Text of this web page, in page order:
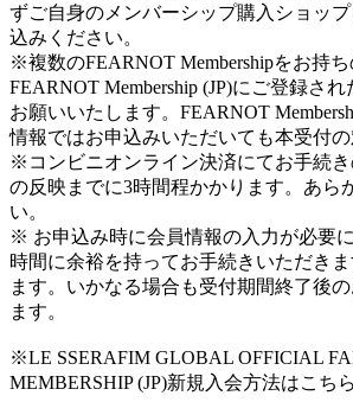
ずご自身のメンバーシップ購入ショッ
込みください。
※複数のFEARNOT Membershipをお持
FEARNOT Membership (JP)にご登録さ
お願いいたします。FEARNOT
情報ではお申込みいただいても本受付の
※コンビニオンライン決済にてお手続
の反映までに3時間程かかります。あら
い。
※ お申込み時に会員情報の入力が必要
時間に余裕を持ってお手続きいただき
ます。いかなる場合も受付期間終了後
ます。
※LE SSERAFIM GLOBAL OFFICIAL
MEMBERSHIP (JP)新規入会方法はこちら